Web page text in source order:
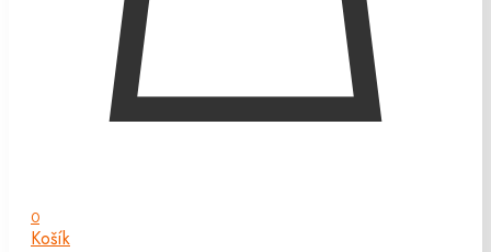
0
Košík